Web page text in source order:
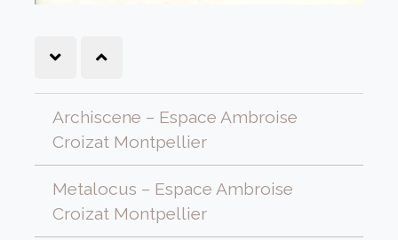
Archiscene – Espace Ambroise
Croizat Montpellier
Metalocus – Espace Ambroise
Croizat Montpellier